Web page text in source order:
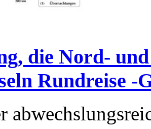
die Nord-
Rundreise -